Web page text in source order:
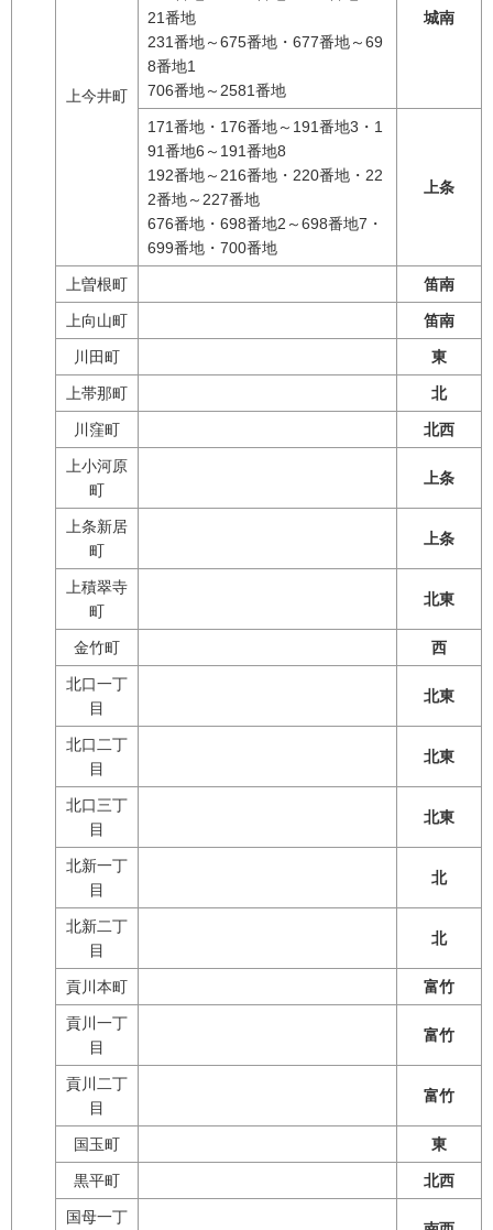
上今井町
21番地
231番地～675番地・677番地～69
8番地1
706番地～2581番地
城南
171番地・176番地～191番地3・1
91番地6～191番地8
192番地～216番地・220番地・22
2番地～227番地
676番地・698番地2～698番地7・
699番地・700番地
上条
上曽根町 笛南
上向山町 笛南
川田町 東
上帯那町 北
川窪町 北西
上小河原
町
上条
上条新居
町
上条
上積翠寺
町
北東
金竹町 西
北口一丁
目
北東
北口二丁
目
北東
北口三丁
目
北東
北新一丁
目
北
北新二丁
目
北
貢川本町 富竹
貢川一丁
目
富竹
貢川二丁
目
富竹
国玉町 東
黒平町 北西
国母一丁